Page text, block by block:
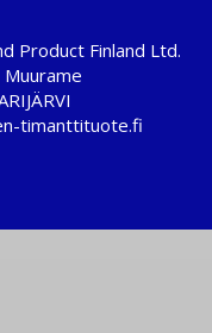
Product Finland Ltd.
timanttituote.fi